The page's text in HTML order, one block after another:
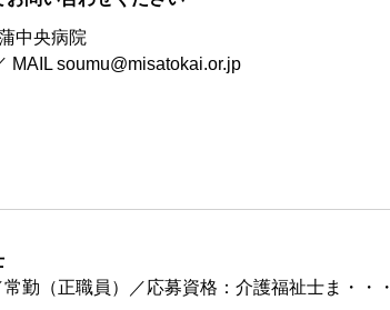
中央病院
MAIL soumu@misatokai.or.jp
勤（正職員）／応募資格：介護福祉士ま・・・